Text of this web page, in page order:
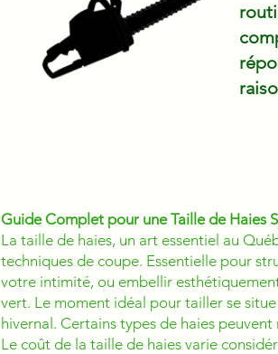
Guide Complet pour une Taille de Haies
La taille de haies, un art essentiel au
techniques de coupe. Essentielle pour
votre intimité, ou embellir
vert. Le moment idéal pour tailler se
hivernal. Certains types de haies
Le coût de la taille de haies varie